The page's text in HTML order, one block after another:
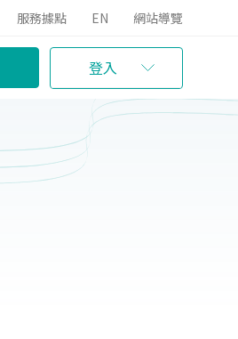
服務據點 EN 網站導覽
登入